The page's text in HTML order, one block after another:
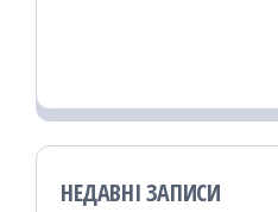
НЕДАВНІ ЗАПИСИ